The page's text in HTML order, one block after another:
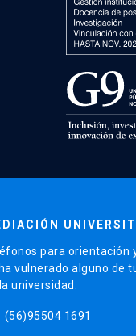
para orientación
vulnerado alguno de
universidad.
(56)95504 1691